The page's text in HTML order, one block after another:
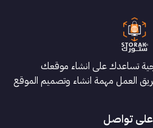
تساعدك على انشاء موقعك
العمل مهمة انشاء وتصميم الموقع
على تواصل